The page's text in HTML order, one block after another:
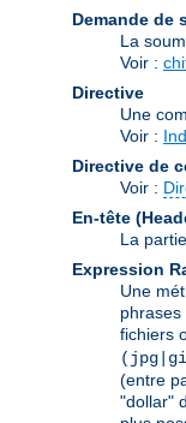
Demande de
La
Voir :
Directive
Une
Voir :
Directive de
Voir :
En-tête
La
Expression
Une
fichiers
(entre
"dollar"